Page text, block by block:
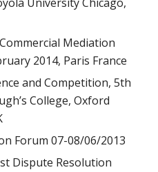
Mediation
2014, Paris France
and Competition, 5th
College, Oxford
Forum 07-08/06/2013
Dispute Resolution